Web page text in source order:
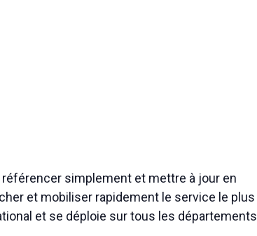
simplement et mettre à jour en
et mobiliser rapidement le service le plus
et se déploie sur tous les départements